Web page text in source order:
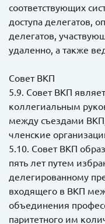
соответствующих
доступа делегатов,
делегатов,
удаленно, а также
Совет ВКП
5.9. Совет ВКП
коллегиальным
между съездами ВКП,
членские
5.10. Совет ВКП
пять лет путем
делегированному
входящего в ВКП
объединения
паритетного им